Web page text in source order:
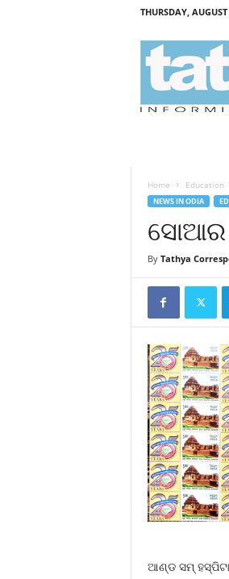
THURSDAY,
Home Education
NEWS IN ODIA
ସୋଆର
By Tathya
ଆଣ୍ଡ ସମ୍